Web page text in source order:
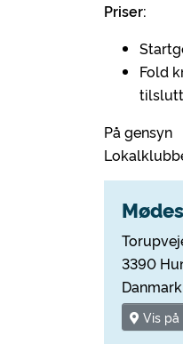
Priser:
Fold
På gensyn
3390
Danmark
Vis